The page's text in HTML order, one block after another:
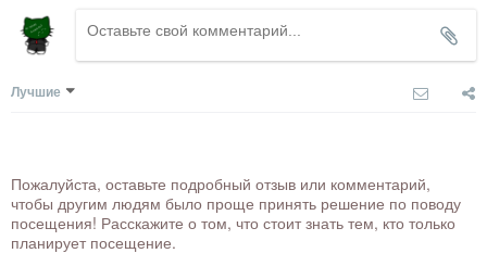
Лучшие
Пожалуйста, оставьте подробный отзыв или комментарий,
чтобы другим людям было проще принять решение по поводу
посещения! Расскажите о том, что стоит знать тем, кто только
планирует посещение.